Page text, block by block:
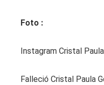
Foto :
Instagram Cristal
Falleció Cristal Paula